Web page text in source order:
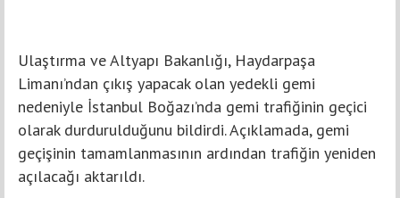
Ulaştırma ve Altyapı Bakanlığı, Haydarpaşa
Limanı’ndan çıkış yapacak olan yedekli gemi
nedeniyle İstanbul Boğazı’nda gemi trafiğinin geçici
olarak durdurulduğunu bildirdi. Açıklamada, gemi
geçişinin tamamlanmasının ardından trafiğin yeniden
açılacağı aktarıldı.